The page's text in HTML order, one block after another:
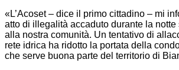
«L’Acoset – dice il primo cittadino – mi
atto di illegalità accaduto durante la
alla nostra comunità. Un tentativo di
rete idrica ha ridotto la portata della
che serve buona parte del territorio di